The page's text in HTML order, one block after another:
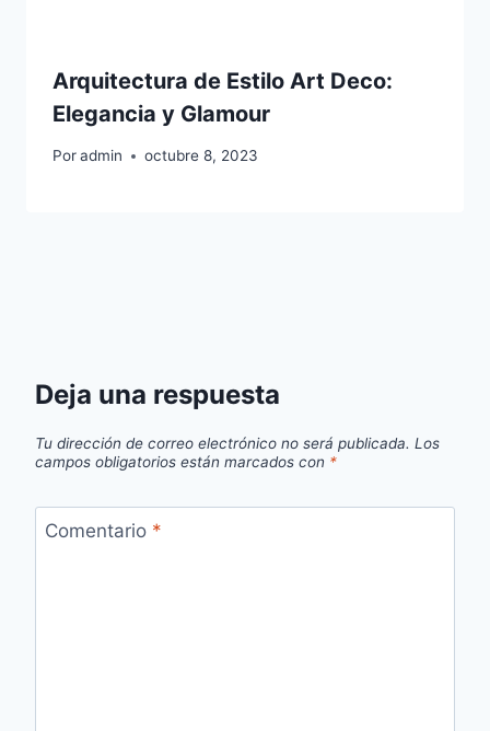
Arquitectura de Estilo Art Deco:
Elegancia y Glamour
Poradmin octubre 8, 2023
Deja una respuesta
Tu dirección de correo electrónico no será publicada. Los
campos obligatorios están marcados con *
Comentario *